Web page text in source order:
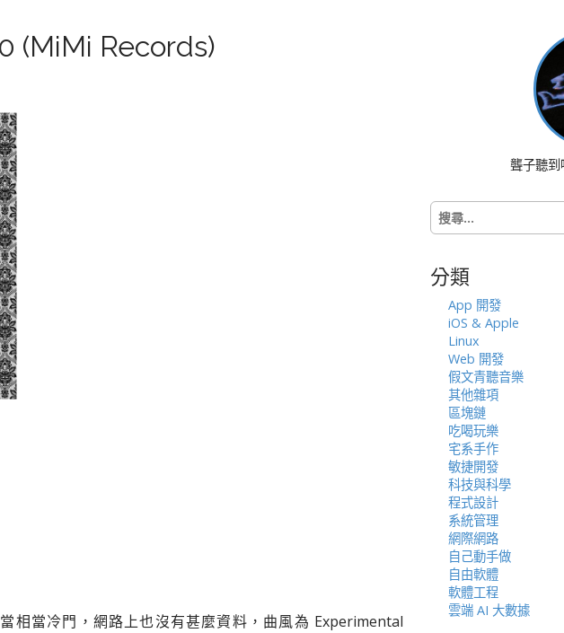
(MiMi Records)
相當冷門，網路上也沒有甚麼資料，曲風為 Experimental
聾子聽到
搜
尋
字:
分類
App 開發
iOS & Apple
Linux
Web 開發
假文青聽音樂
其他雜項
區塊鏈
吃喝玩樂
宅系手作
敏捷開發
科技與科學
程式設計
系統管理
網際網路
自己動手做
自由軟體
軟體工程
雲端 AI 大數據